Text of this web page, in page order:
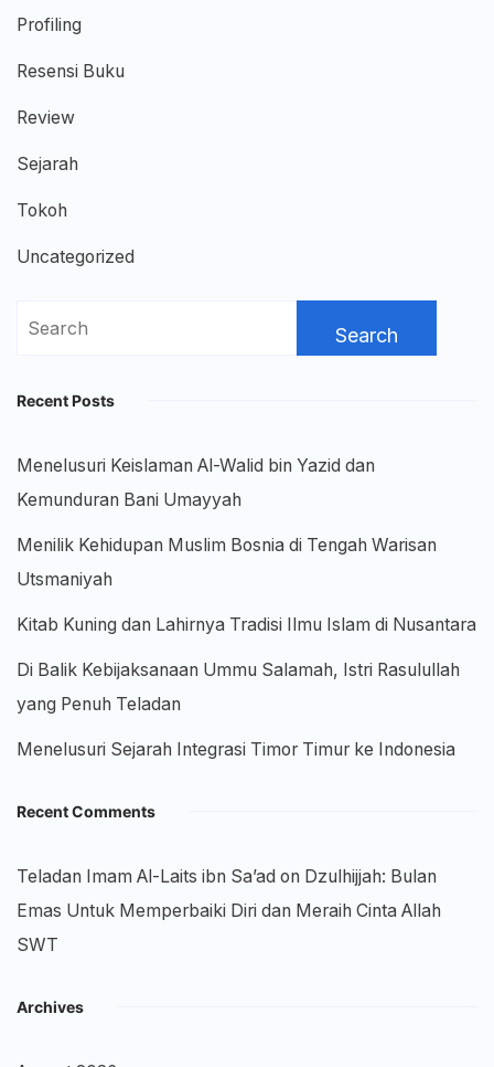
Profiling
Resensi Buku
Review
Sejarah
Tokoh
Uncategorized
Search
Recent Posts
Menelusuri Keislaman Al-Walid bin Yazid dan
Kemunduran Bani Umayyah
Menilik Kehidupan Muslim Bosnia di Tengah Warisan
Utsmaniyah
Kitab Kuning dan Lahirnya Tradisi Ilmu Islam di Nusantara
Di Balik Kebijaksanaan Ummu Salamah, Istri Rasulullah
yang Penuh Teladan
Menelusuri Sejarah Integrasi Timor Timur ke Indonesia
Recent Comments
Teladan Imam Al-Laits ibn Sa’ad on Dzulhijjah: Bulan
Emas Untuk Memperbaiki Diri dan Meraih Cinta Allah
SWT
Archives